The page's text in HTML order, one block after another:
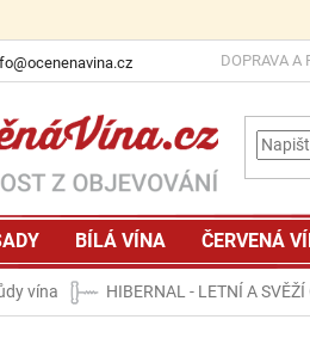
DOPRAVA A
BÍLÁ VÍNA ČERVENÁ
vína HIBERNAL - LETNÍ A